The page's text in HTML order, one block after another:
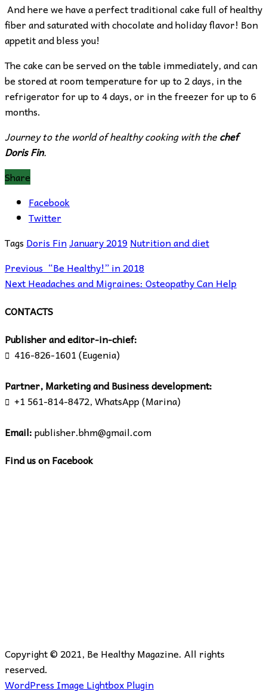
And here we have a perfect traditional cake full of healthy
fiber and saturated with chocolate and holiday flavor! Bon
appetit and bless you!
The cake can be served on the table immediately, and can
be stored at room temperature for up to 2 days, in the
refrigerator for up to 4 days, or in the freezer for up to 6
months.
Journey to the world of healthy cookingwith thechef
Doris Fin.
Share
Facebook
Twitter
Tags Doris FinJanuary 2019 Nutrition and diet
Previous “Be Healthy!” in 2018
NextHeadaches and Migraines: Osteopathy Can Help
CONTACTS
Publisher and editor-in-chief:
 416-826-1601 (Eugenia)
Partner, Marketing and Business development:
 +1 561-814-8472, WhatsApp (Marina)
Email:publisher.bhm@gmail.com
Find us on Facebook
Copyright © 2021, Be Healthy Magazine. All rights
reserved.
WordPress Image Lightbox Plugin